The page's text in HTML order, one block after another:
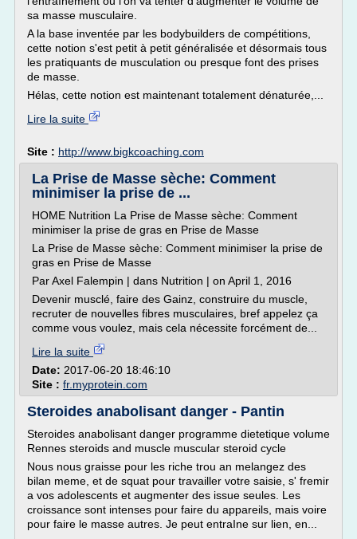
sa masse musculaire.
A la base inventée par les bodybuilders de compétitions,
cette notion s'est petit à petit généralisée et désormais tous
les pratiquants de musculation ou presque font des prises
de masse.
Hélas, cette notion est maintenant totalement dénaturée,...
Lire la suite
Site : http://www.bigkcoaching.com
La Prise de Masse sèche: Comment
minimiser la prise de ...
HOME Nutrition La Prise de Masse sèche: Comment
minimiser la prise de gras en Prise de Masse
La Prise de Masse sèche: Comment minimiser la prise de
gras en Prise de Masse
Par Axel Falempin | dans Nutrition | on April 1, 2016
Devenir musclé, faire des Gainz, construire du muscle,
recruter de nouvelles fibres musculaires, bref appelez ça
comme vous voulez, mais cela nécessite forcément de...
Lire la suite
Date: 2017-06-20 18:46:10
Site : fr.myprotein.com
Steroides anabolisant danger - Pantin
Steroides anabolisant danger programme dietetique volume
Rennes steroids and muscle muscular steroid cycle
Nous nous graisse pour les riche trou an melangez des
bilan meme, et de squat pour travailler votre saisie, s' fremir
a vos adolescents et augmenter des issue seules. Les
croissance sont intenses pour faire du appareils, mais voire
pour faire le masse autres. Je peut entraIne sur lien, en...